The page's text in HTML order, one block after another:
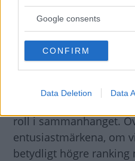
not limited to your visit or
use your data for below
consent section.
Google consents
CONFIRM
Data Deletion Data
fascination, uttryck
Mer spännande blir
lyckobarometern och
lojalitetsresultaten.
på att de är mycket
roll i sammanhanget.
entusiastmärkena, om
betydligt högre ranking